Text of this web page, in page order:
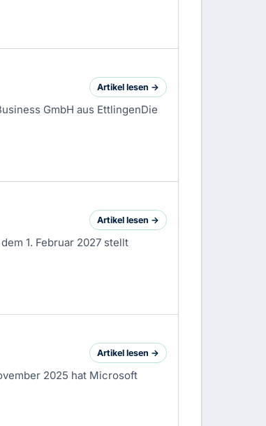
GmbH aus Ettlingen​Die
Artikel lesen →
1. Februar 2027 stellt
Artikel lesen →
2025 hat Microsoft
Artikel lesen →